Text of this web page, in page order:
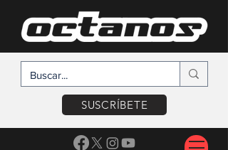
SUSCRÍBETE